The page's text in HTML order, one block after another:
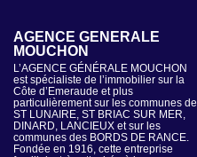
AGENCE GÉNÉRALE
MOUCHON
L’AGENCE GÉNÉRALE MOUCHON
est spécialiste de l’immobilier sur la
Côte d’Emeraude et plus
particulièrement sur les communes de
ST LUNAIRE, ST BRIAC SUR MER,
DINARD, LANCIEUX et sur les
communes des BORDS DE RANCE.
Fondée en 1916, cette entreprise